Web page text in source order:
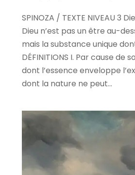
SPINOZA / TEXTE NIVEAU 3
Dieu n’est pas un être au-
mais la substance unique
DÉFINITIONS I. Par cause de
dont l’essence enveloppe
dont la nature ne peut...